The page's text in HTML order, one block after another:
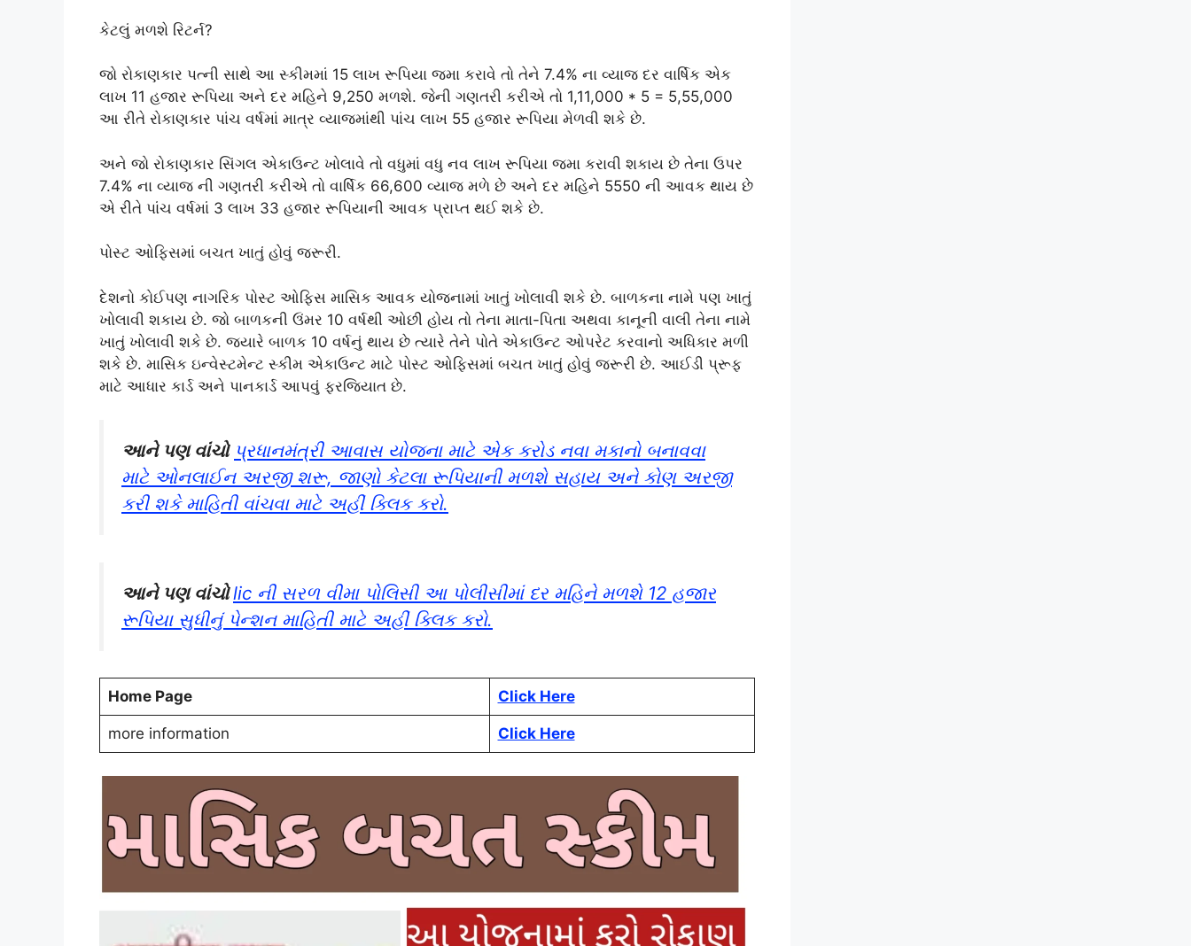
કેટલું મળશે રિટર્ન?
જો રોકાણકાર પત્ની સાથે આ સ્કીમમાં 15 લાખ રૂપિયા જમા કરાવે તો તેને 7.4% ના વ્યાજ દર વાર્ષિક એક
લાખ 11 હજાર રૂપિયા અને દર મહિને 9,250 મળશે. જેની ગણતરી કરીએ તો 1,11,000 * 5 = 5,55,000
આ રીતે રોકાણકાર પાંચ વર્ષમાં માત્ર વ્યાજમાંથી પાંચ લાખ 55 હજાર રૂપિયા મેળવી શકે છે.
અને જો રોકાણકાર સિંગલ એકાઉન્ટ ખોલાવે તો વધુમાં વધુ નવ લાખ રૂપિયા જમા કરાવી શકાય છે તેના ઉપર
7.4% ના વ્યાજ ની ગણતરી કરીએ તો વાર્ષિક 66,600 વ્યાજ મળે છે અને દર મહિને 5550 ની આવક થાય છે
એ રીતે પાંચ વર્ષમાં 3 લાખ 33 હજાર રૂપિયાની આવક પ્રાપ્ત થઈ શકે છે.
પોસ્ટ ઓફિસમાં બચત ખાતું હોવું જરૂરી.
દેશનો કોઈપણ નાગરિક પોસ્ટ ઓફિસ માસિક આવક યોજનામાં ખાતું ખોલાવી શકે છે. બાળકના નામે પણ ખાતું
ખોલાવી શકાય છે. જો બાળકની ઉંમર 10 વર્ષથી ઓછી હોય તો તેના માતા-પિતા અથવા કાનૂની વાલી તેના નામે
ખાતું ખોલાવી શકે છે. જ્યારે બાળક 10 વર્ષનું થાય છે ત્યારે તેને પોતે એકાઉન્ટ ઓપરેટ કરવાનો અધિકાર મળી
શકે છે. માસિક ઇન્વેસ્ટમેન્ટ સ્કીમ એકાઉન્ટ માટે પોસ્ટ ઓફિસમાં બચત ખાતું હોવું જરૂરી છે. આઈડી પ્રૂફ
માટે આધાર કાર્ડ અને પાનકાર્ડ આપવું ફરજિયાત છે.
આને પણ વાંચો પ્રધાનમંત્રી આવાસ યોજના માટે એક કરોડ નવા મકાનો બનાવવા
માટે ઓનલાઈન અરજી શરૂ, જાણો કેટલા રૂપિયાની મળશે સહાય અને કોણ અરજી
કરી શકે માહિતી વાંચવા માટે અહીં ક્લિક કરો.
આને પણ વાંચોlic ની સરળ વીમા પોલિસી આ પોલીસીમાં દર મહિને મળશે 12 હજાર
રૂપિયા સુધીનું પેન્શન માહિતી માટે અહીં ક્લિક કરો.
Home Page Click Here
more information Click Here